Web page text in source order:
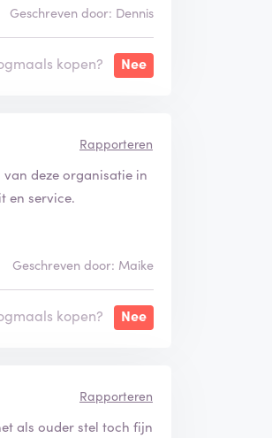
Geschreven door: Dennis
kopen? Nee
Rapporteren
deze organisatie in
en service.
Geschreven door: Maike
kopen? Nee
Rapporteren
als ouder stel toch fijn